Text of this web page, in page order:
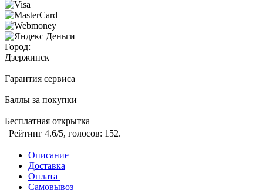
Город:
Дзержинск
Гарантия сервиса
Баллы за покупки
Бесплатная открытка
Рейтинг 4.6/5, голосов: 152.
Описание
Доставка
Оплата
Самовывоз